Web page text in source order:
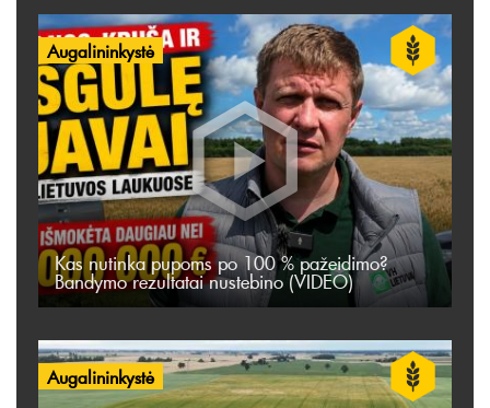
Augalininkystė
Kas nutinka pupoms po 100 % pažeidimo?
Bandymo rezultatai nustebino (VIDEO)
Augalininkystė